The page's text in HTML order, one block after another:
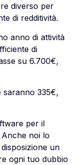
diverso per
di redditività.
anno di attività
di
su 6.700€,
saranno 335€,
per il
noi lo
un
ogni tuo dubbio